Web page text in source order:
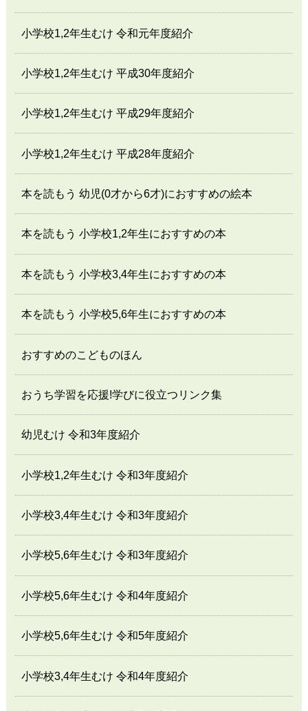
小学校1,2年生むけ 令和元年度紹介
小学校1,2年生むけ 平成30年度紹介
小学校1,2年生むけ 平成29年度紹介
小学校1,2年生むけ 平成28年度紹介
本を読もう 幼児(0才から6才)におすすめの絵本
本を読もう 小学校1,2年生におすすめの本
本を読もう 小学校3,4年生におすすめの本
本を読もう 小学校5,6年生におすすめの本
おすすめのこどものほん
おうち学習を応援!学びに役立つリンク集
幼児むけ 令和3年度紹介
小学校1,2年生むけ 令和3年度紹介
小学校3,4年生むけ 令和3年度紹介
小学校5,6年生むけ 令和3年度紹介
小学校5,6年生むけ 令和4年度紹介
小学校5,6年生むけ 令和5年度紹介
小学校3,4年生むけ 令和4年度紹介